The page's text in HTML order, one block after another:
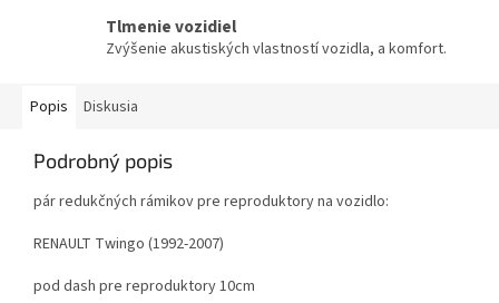
Tlmenie vozidiel
Zvýšenie akustiských vlastností vozidla, a komfort.
Popis Diskusia
Podrobný popis
pár redukčných rámikov pre reproduktory na vozidlo:
RENAULT Twingo (1992-2007)
pod dash pre reproduktory 10cm